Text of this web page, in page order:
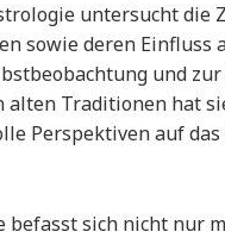
untersucht die
sowie deren Einfluss
und
Traditionen hat
Perspektiven auf
sich nicht nur